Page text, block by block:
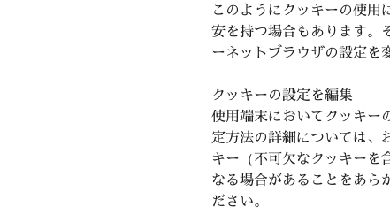
このようにクッキーの使
安を持つ場合もあります。
ーネットブラウザの設定を
クッキーの設定を編集
使用端末においてクッキー
定方法の詳細については、
キー（不可欠なクッキーを
なる場合があることをあ
ださい。